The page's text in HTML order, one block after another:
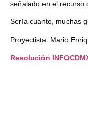
señalado en el recurso
Sería cuanto, muchas
Proyectista: Mario
Resolución